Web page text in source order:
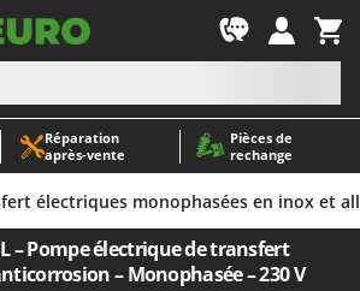
Réparation
après‑vente
Pièces de
rechange
tracteurs tondeuses autoportés
pour gazon
pommes de terre pour tracteur
électriques monophasées en inox et
– Pompe électrique de transfert
– Monophasée – 230 V